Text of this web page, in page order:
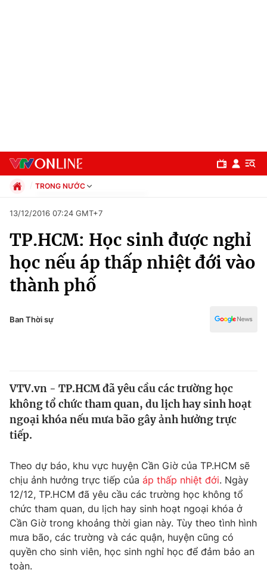
Chuyên mục
Chính trị
Thế giới
Tin tức
Câu chuyện quốc tế
Kinh tế
Tài chính
Thị trường
Góc doanh nghiệp
Dữ liệu và đời sống
Truyền hình
Phim VTV
Hậu trường
Giải trí
Điện ảnh
TRONG NƯỚC
Xã hội
Pháp luật
Kinh tế
Thể thao
Truyền hình
Văn hóa - Giải trí
Đời sống
13/12/2016 07:24 GMT+7
TP.HCM: Học sinh được nghỉ
học nếu áp thấp nhiệt đới vào
thành phố
Ban Thời sự
VTV.vn - TP.HCM đã yêu cầu các trường học
không tổ chức tham quan, du lịch hay sinh hoạt
ngoại khóa nếu mưa bão gây ảnh hưởng trực
tiếp.
Theo dự báo, khu vực huyện Cần Giờ của TP.HCM sẽ
chịu ảnh hưởng trực tiếp của áp thấp nhiệt đới. Ngày
12/12, TP.HCM đã yêu cầu các trường học không tổ
chức tham quan, du lịch hay sinh hoạt ngoại khóa ở
Cần Giờ trong khoảng thời gian này. Tùy theo tình hình
mưa bão, các trường và các quận, huyện cũng có
quyền cho sinh viên, học sinh nghỉ học để đảm bảo an
toàn.